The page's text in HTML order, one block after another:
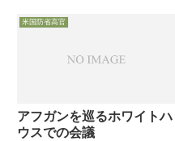
米国防省高官
アフガンを巡るホワイトハ
ウスでの会議